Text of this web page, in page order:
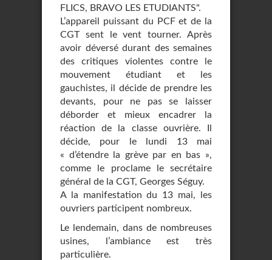
FLICS, BRAVO LES ETUDIANTS".
L’appareil puissant du PCF et de la
CGT sent le vent tourner. Après
avoir déversé durant des semaines
des critiques violentes contre le
mouvement étudiant et les
gauchistes, il décide de prendre les
devants, pour ne pas se laisser
déborder et mieux encadrer la
réaction de la classe ouvrière. Il
décide, pour le lundi 13 mai
« d’étendre la grève par en bas »,
comme le proclame le secrétaire
général de la CGT, Georges Séguy.
A la manifestation du 13 mai, les
ouvriers participent nombreux.
Le lendemain, dans de nombreuses
usines, l’ambiance est très
particulière.